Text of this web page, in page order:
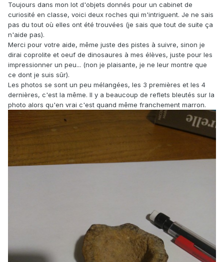
Toujours dans mon lot d'objets donnés pour un cabinet de
curiosité en classe, voici deux roches qui m'intriguent. Je ne sais
pas du tout où elles ont été trouvées (je sais que tout de suite ça
n'aide pas).
Merci pour votre aide, même juste des pistes à suivre, sinon je
dirai coprolite et oeuf de dinosaures à mes élèves, juste pour les
impressionner un peu... (non je plaisante, je ne leur montre que
ce dont je suis sûr).
Les photos se sont un peu mélangées, les 3 premières et les 4
dernières, c'est la même. Il y a beaucoup de reflets bleutés sur la
photo alors qu'en vrai c'est quand même franchement marron.